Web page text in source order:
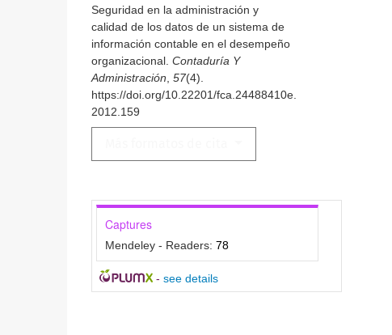
Seguridad en la administración y
calidad de los datos de un sistema de
información contable en el desempeño
organizacional. Contaduría Y
Administración 57(4).
https://doi.org/10.22201/fca.24488410e.
2012.159
Captures
Mendeley - Readers: 78
- see details